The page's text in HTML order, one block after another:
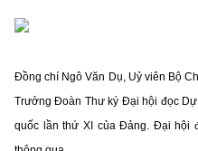
Đồng chí Ngô Văn Dụ, Uỷ viên Bộ
Trưởng Đoàn Thư ký Đại hội đọc
quốc lần thứ XI của Đảng. Đại hội